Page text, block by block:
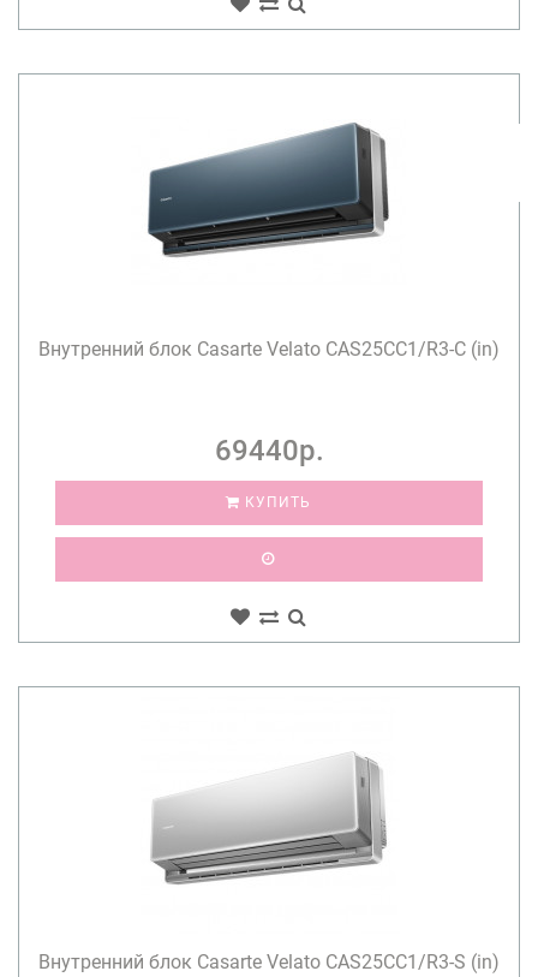
Внутренний блок Casarte Velato CAS25CC1/R3-C (in)
69440р.
КУПИТЬ
Внутренний блок Casarte Velato CAS25CC1/R3-S (in)